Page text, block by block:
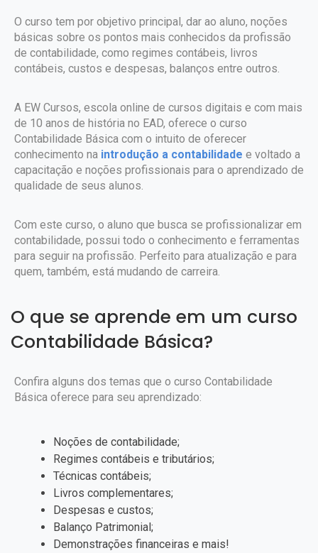
O curso tem por objetivo principal, dar ao aluno, noções
básicas sobre os pontos mais conhecidos da profissão
de contabilidade, como regimes contábeis, livros
contábeis, custos e despesas, balanços entre outros.
A EW Cursos, escola online de cursos digitais e com mais
de 10 anos de história no EAD, oferece o curso
Contabilidade Básica com o intuito de oferecer
conhecimento na introdução a contabilidade e voltado a
capacitação e noções profissionais para o aprendizado de
qualidade de seus alunos.
Com este curso, o aluno que busca se profissionalizar em
contabilidade, possui todo o conhecimento e ferramentas
para seguir na profissão. Perfeito para atualização e para
quem, também, está mudando de carreira.
O que se aprende em um curso
Contabilidade Básica?
Confira alguns dos temas que o curso Contabilidade
Básica oferece para seu aprendizado:
Noções de contabilidade;
Regimes contábeis e tributários;
Técnicas contábeis;
Livros complementares;
Despesas e custos;
Balanço Patrimonial;
Demonstrações financeiras e mais!